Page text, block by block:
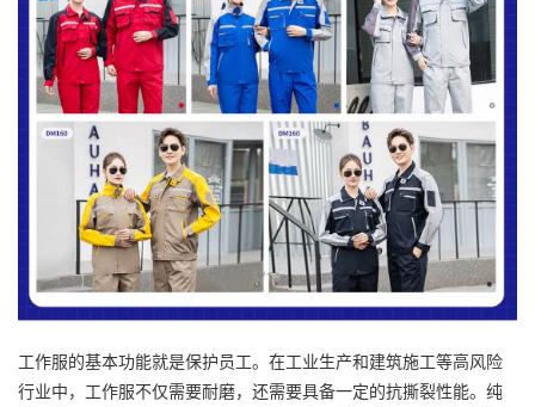
工作服的基本功能就是保护员工。在工业生产和建筑施工等高风险
行业中，工作服不仅需要耐磨，还需要具备一定的抗撕裂性能。纯